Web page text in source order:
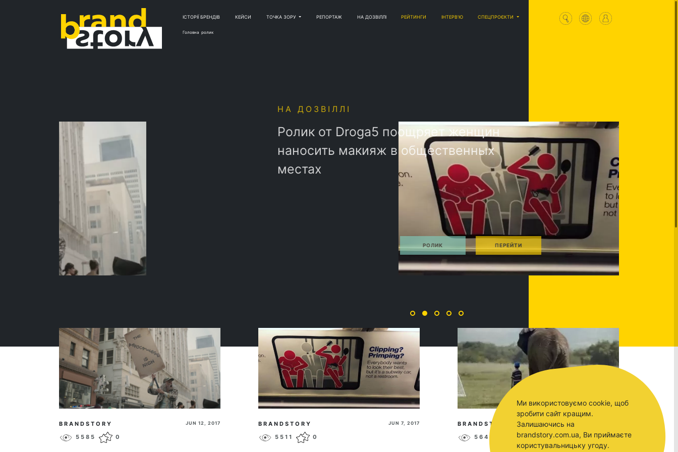
ІСТОРІЇ БРЕНДІВ КЕЙСИ ТОЧКА ЗОРУ РЕПОРТАЖ НА ДОЗВІЛЛІ РЕЙТИНГИ ІНТЕРВ'Ю СПЕЦПРОЄКТИ
Головна ролик
Ролик от Droga5 поощряет женщин
наносить макияж в общественных
BRANDSTORY JUN 12, 2017
5585 0
BRANDSTORY JUN 7, 2017
5511 0
BRANDSTORY
5643 0
Ми використовуємо cookie, щоб
зробити сайт кращим.
Залишаючись на
brandstory.com.ua, Ви приймаєте
користувальницьку угоду.